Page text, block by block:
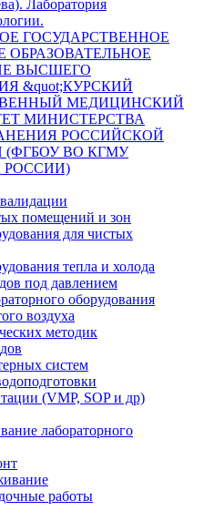
Лаборатория
ГОСУДАРСТВЕННОЕ
ОБРАЗОВАТЕЛЬНОЕ
ВЫСШЕГО
&quot;КУРСКИЙ
МЕДИЦИНСКИЙ
МИНИСТЕРСТВА
РОССИЙСКОЙ
(ФГБОУ ВО КГМУ
РОССИИ)
помещений и зон
для чистых
тепла и холода
под давлением
оборудования
воздуха
методик
систем
(VMP, SOP и др)
лабораторного
работы